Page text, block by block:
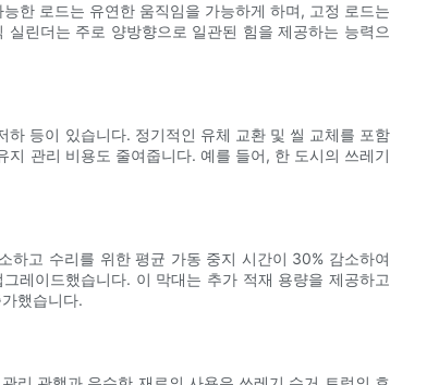
한 로드는 유연한 움직임을 가능하게 하며, 고정 로드는
린더는 주로 양방향으로 일관된 힘을 제공하는 능력으
등이 있습니다. 정기적인 유체 교환 및 씰 교체를 포함
관리 비용도 줄여줍니다. 예를 들어, 한 도시의 쓰레기
하고 수리를 위한 평균 가동 중지 시간이 30% 감소하여
레이드했습니다. 이 막대는 추가 적재 용량을 제공하고
했습니다.